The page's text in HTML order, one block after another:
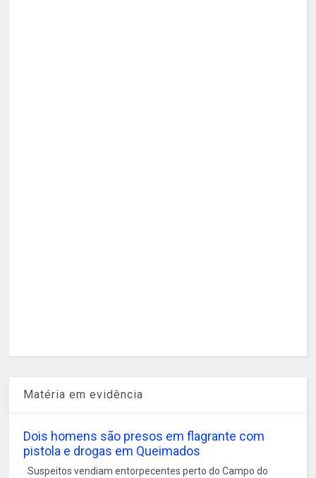
Matéria em evidência
Dois homens são presos em flagrante com
pistola e drogas em Queimados
Suspeitos vendiam entorpecentes perto do Campo do